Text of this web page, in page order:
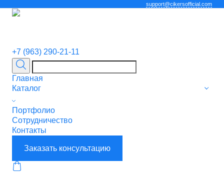
support@cikersofficial.com
+7 (963) 290-21-11
Главная
Каталог
Портфолио
Сотрудничество
Контакты
Заказать консультацию